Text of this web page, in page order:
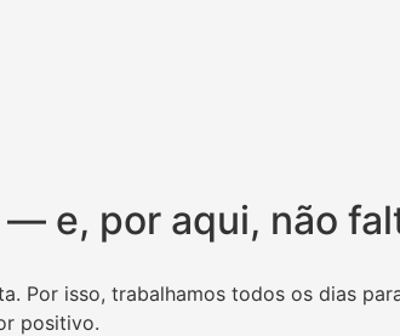
e, por aqui, não
Por isso, trabalhamos todos os dias
positivo.